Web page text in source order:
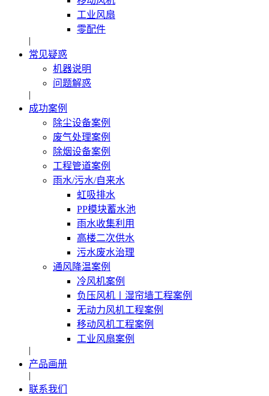
工业风扇
零配件
|
常见疑惑
机器说明
问题解惑
|
成功案例
除尘设备案例
废气处理案例
除烟设备案例
工程管道案例
雨水/污水/自来水
虹吸排水
PP模块蓄水池
雨水收集利用
高楼二次供水
污水废水治理
通风降温案例
冷风机案例
负压风机〡湿帘墙工程案例
无动力风机工程案例
移动风机工程案例
工业风扇案例
|
产品画册
|
联系我们